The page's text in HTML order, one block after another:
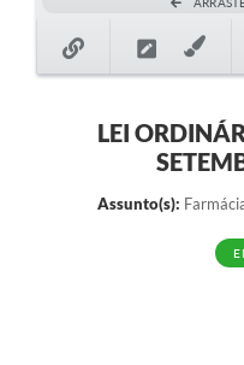
LEI
Assunto(s):